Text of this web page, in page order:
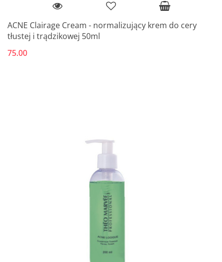
ACNE Clairage Cream - normalizujący krem do cery
tłustej i trądzikowej 50ml
75.00